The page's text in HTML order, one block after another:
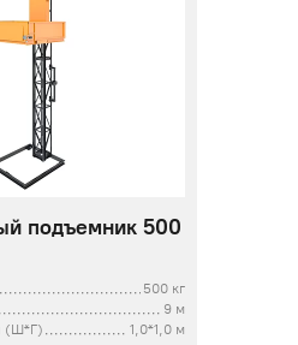
подъемник 500
500 кг
9 м
(Ш*Г)
1,0*1,0 м